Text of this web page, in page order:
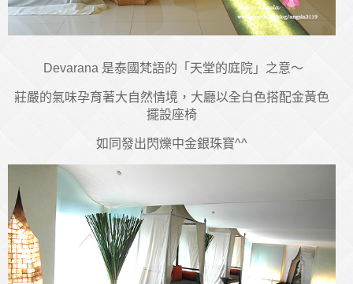
Devarana 是泰國梵語的「天堂的庭院」之意～
莊嚴的氣味孕育著大自然情境，大廳以全白色搭配金黃色
擺設座椅
如同發出閃爍中金銀珠寶^^